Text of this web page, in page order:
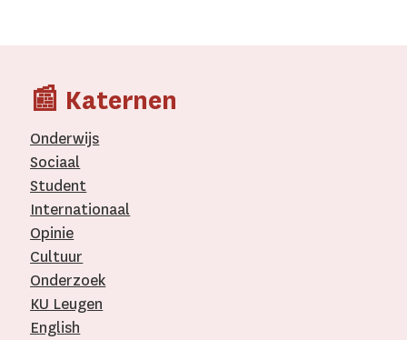
📰 Katernen
Onderwijs
Sociaal
Student
Internationaal­
Opinie
Cultuur
Onderzoek
KU Leugen
English